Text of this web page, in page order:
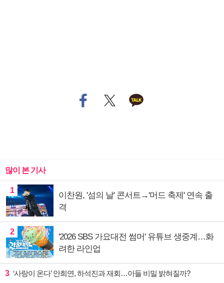
많이 본 기사
1
이찬원, '섬의 날' 콘서트→'머드 축제' 연속 출
격
2
'2026 SBS 가요대전 썸머' 유튜브 생중계…화
려한 라인업
3 ‘사랑이 온다’ 안희연, 하석진과 재회…아들 비밀 밝혀질까?